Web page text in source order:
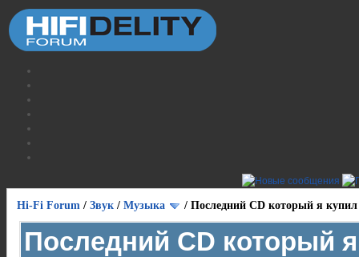
Hi-Fi Forum / Звук / Музыка / Последний CD который я купил
Последний CD который я